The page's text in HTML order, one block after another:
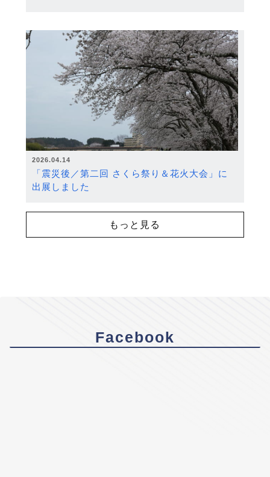
2026.04.14
「震災後／第二回 さくら祭り＆花火大会」に
出展しました
もっと見る
Facebook